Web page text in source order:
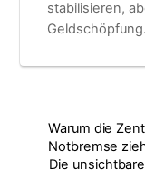
stabilisieren,
Geldschöpfung.
Warum die
Notbremse
Die